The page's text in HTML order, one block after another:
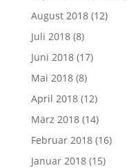
August 2018(12)
Juli 2018(8)
Juni 2018(17)
Mai 2018(8)
April 2018(12)
März 2018(14)
Februar 2018(16)
Januar 2018(15)